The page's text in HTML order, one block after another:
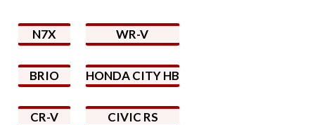
N7X WR-V
BRIO HONDA CITY HB
CR-V CIVIC RS